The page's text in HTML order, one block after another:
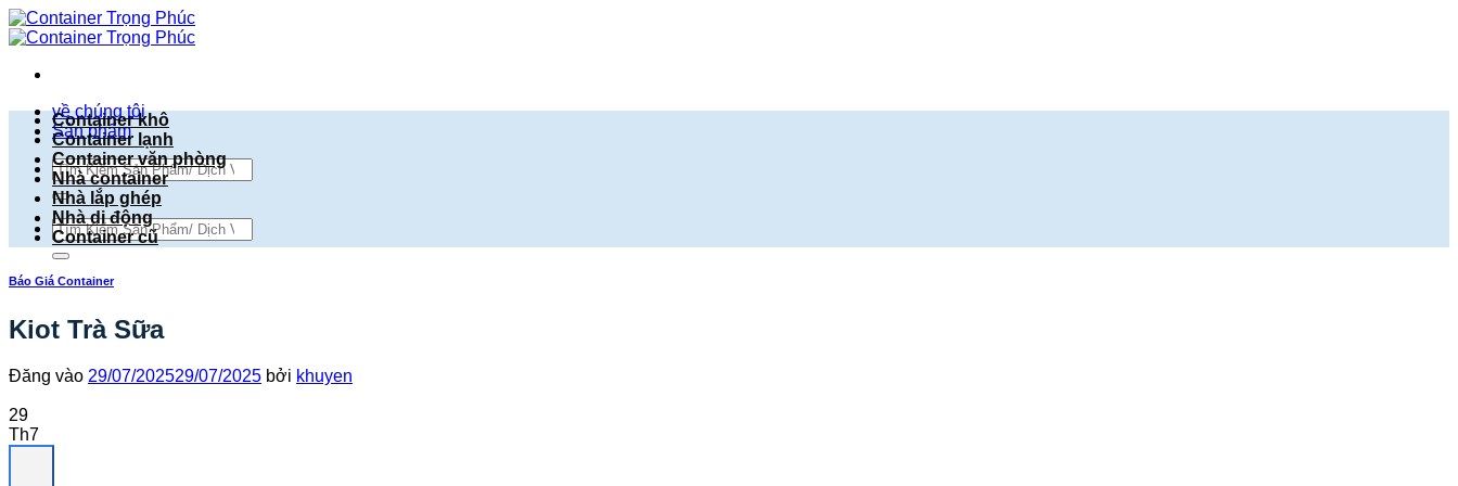
Bỏ
qua
dung
về chúng tôi
Sản phẩm
Tìm
kiếm:
Tìm
kiếm:
Container khô
Container lạnh
Container văn phòng
Nhà container
Nhà lắp ghép
Nhà di động
Container cũ
Báo Giá Container
Kiot Trà Sữa
Đăng vào 29/07/202529/07/2025 bởi khuyen
29
Th7